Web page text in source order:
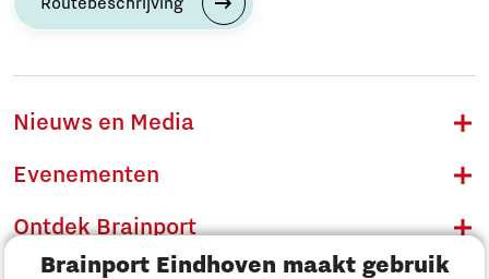
Brainport Eindhoven maakt gebruik
Nieuws en Media
Evenementen
Ontdek Brainport